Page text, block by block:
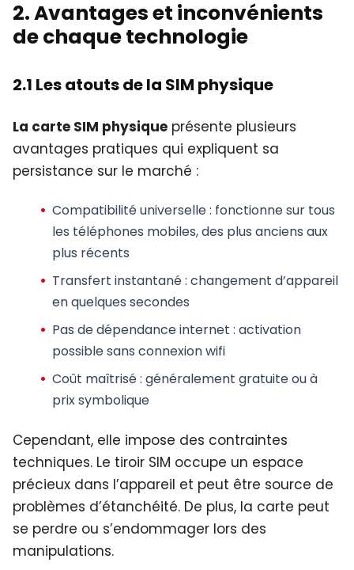
2. Avantages et inconvénients
de chaque technologie
2.1 Les atouts de la SIM physique
La carte SIM physique présente plusieurs
avantages pratiques qui expliquent sa
persistance sur le marché :
Compatibilité universelle : fonctionne sur tous
les téléphones mobiles, des plus anciens aux
plus récents
Transfert instantané : changement d’appareil
en quelques secondes
Pas de dépendance internet : activation
possible sans connexion wifi
Coût maîtrisé : généralement gratuite ou à
prix symbolique
Cependant, elle impose des contraintes
techniques. Le tiroir SIM occupe un espace
précieux dans l’appareil et peut être source de
problèmes d’étanchéité. De plus, la carte peut
se perdre ou s’endommager lors des
manipulations.